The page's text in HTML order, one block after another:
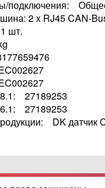
подключения:
2 x RJ45 CAN-
шт.
27189253
27189253
DK датчик